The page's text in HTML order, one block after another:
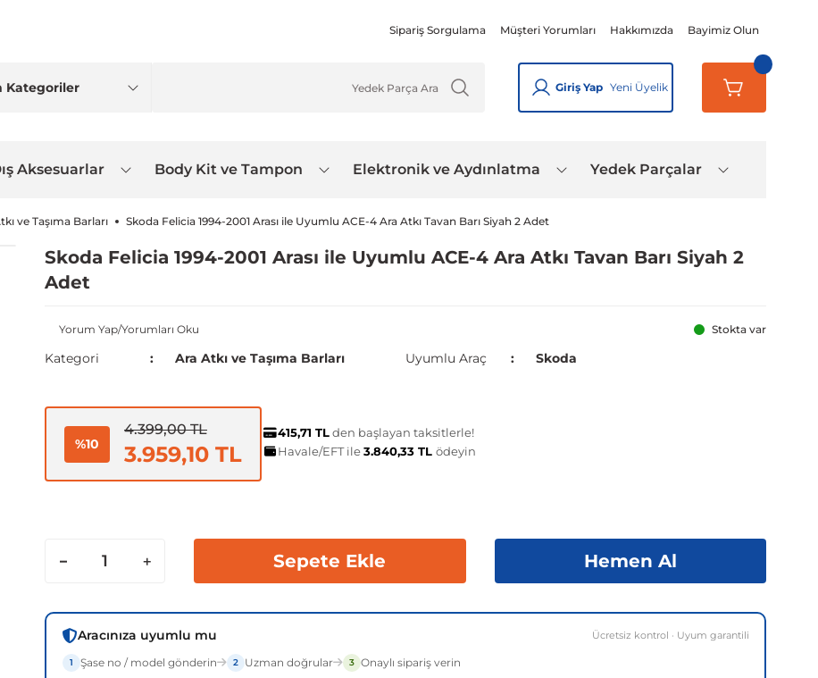
Sipariş Sorgulama Müşteri Yorumları Hakkımızda Bayimiz Olun
Giriş Yap Yeni Üyelik
Aksesuarlar Body Kit ve Tampon Elektronik ve Aydınlatma Yedek Parçalar
ve Taşıma Barları Skoda Felicia 1994-2001 Arası ile Uyumlu ACE-4 Ara Atkı Tavan Barı Siyah 2 Adet
Skoda Felicia 1994-2001 Arası ile Uyumlu ACE-4 Ara Atkı Tavan Barı Siyah 2
Adet
Yorum Yap/Yorumları Oku Stokta var
Kategori Ara Atkı ve Taşıma Barları Uyumlu Araç Skoda
%10
4.399,00 TL
3.959,10 TL
415,71 TLden başlayan taksitlerle!
Havale/EFT ile3.840,33 TL ödeyin
Sepete Ekle Hemen Al
Aracınıza uyumlu mu Ücretsiz kontrol · Uyum garantili
1 Şase no / model gönderin 2 Uzman doğrular 3 Onaylı sipariş verin